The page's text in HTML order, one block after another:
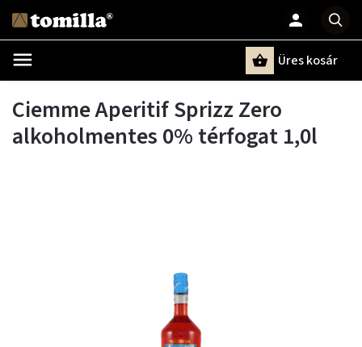
Üres kosár
Ciemme Aperitif Sprizz Zero
alkoholmentes 0% térfogat 1,0l